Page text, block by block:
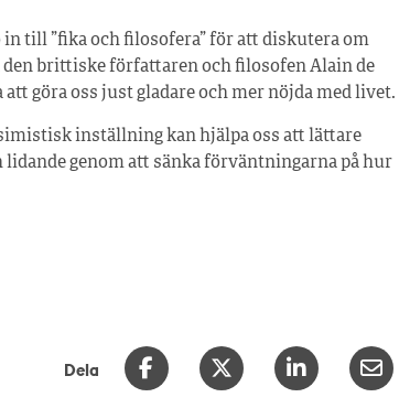
in till ”fika och filosofera” för att diskutera om
brittiske författaren och filosofen Alain de
göra oss just gladare och mer nöjda med livet.
inställning kan hjälpa oss att lättare
genom att sänka förväntningarna på hur
Dela